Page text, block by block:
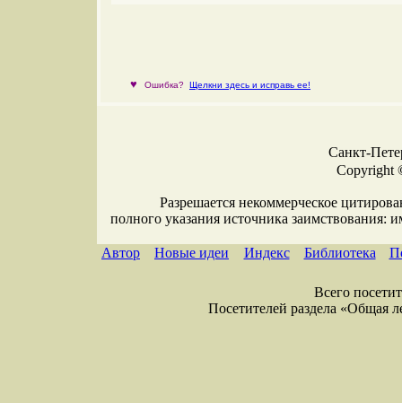
♥ Ошибка? Щелкни здесь и исправь ее!
Санкт-
Copyright
Разрешается некоммерческое
полного указания источника заимствования:
Автор Новые идеи Индекс Библиотека
Всего
Посетителей раздела «Общая